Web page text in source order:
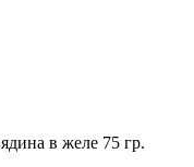
в желе 75 гр.